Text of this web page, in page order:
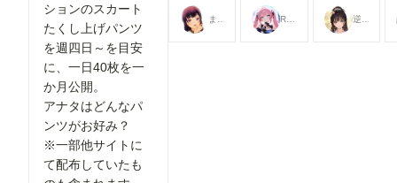
ションのスカート
たくし上げパンツ
を週四日～を目安
に、一日40枚を一
か月公開。
アナタはどんなパ
ンツがお好み？
※一部他サイトに
て配布していたも
支援すると
見ることが
できます
支援すると
見ることが
できます
支援すると
見ることが
できます